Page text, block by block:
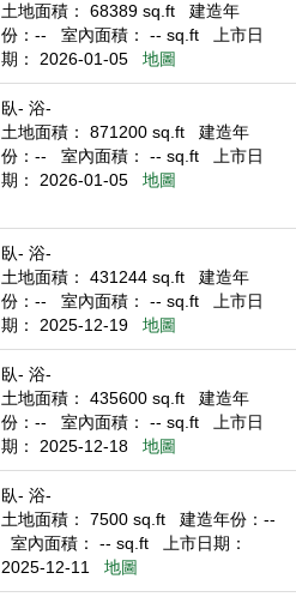
土地面積： 68389 sq.ft
建造年
份：--
室內面積： -- sq.ft
上市日
期： 2026-01-05
地圖
臥- 浴-
土地面積： 871200 sq.ft
建造年
份：--
室內面積： -- sq.ft
上市日
期： 2026-01-05
地圖
臥- 浴-
土地面積： 431244 sq.ft
建造年
份：--
室內面積： -- sq.ft
上市日
期： 2025-12-19
地圖
臥- 浴-
土地面積： 435600 sq.ft
建造年
份：--
室內面積： -- sq.ft
上市日
期： 2025-12-18
地圖
臥- 浴-
土地面積： 7500 sq.ft
建造年份：--
室內面積： -- sq.ft
上市日期：
2025-12-11
地圖